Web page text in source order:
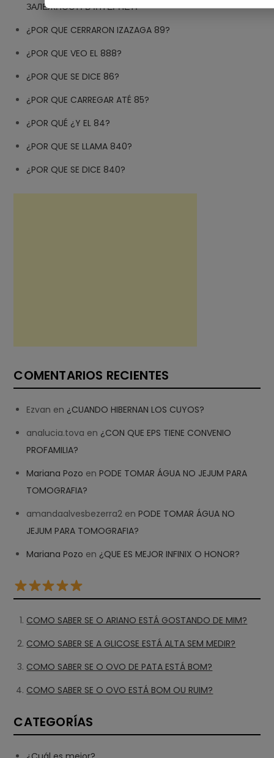
ЗАЛЕЖНОСТІ В ІНТЕРНЕТІ
¿POR QUE CERRARON IZAZAGA 89?
¿POR QUE VEO EL 888?
¿POR QUE SE DICE 86?
¿POR QUE CARREGAR ATÉ 85?
¿POR QUÉ ¿Y EL 84?
¿POR QUE SE LLAMA 840?
¿POR QUE SE DICE 840?
COMENTARIOS RECIENTES
Ezvan en ¿CUANDO HIBERNAN LOS CUYOS?
analucia.tova en ¿CON QUE EPS TIENE CONVENIO
PROFAMILIA?
Mariana Pozo enPODE TOMAR ÁGUA NO JEJUM PARA
TOMOGRAFIA?
amandaalvesbezerra2 enPODE TOMAR ÁGUA NO
JEJUM PARA TOMOGRAFIA?
Mariana Pozo en ¿QUE ES MEJOR INFINIX O HONOR?
COMO SABER SE O ARIANO ESTÁ GOSTANDO DE MIM?
COMO SABER SE A GLICOSE ESTÁ ALTA SEM MEDIR?
COMO SABER SE O OVO DE PATA ESTÁ BOM?
COMO SABER SE O OVO ESTÁ BOM OU RUIM?
CATEGORÍAS